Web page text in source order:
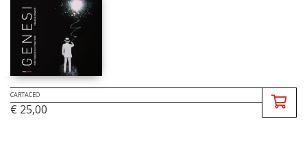
CARTACEO
€ 25,00